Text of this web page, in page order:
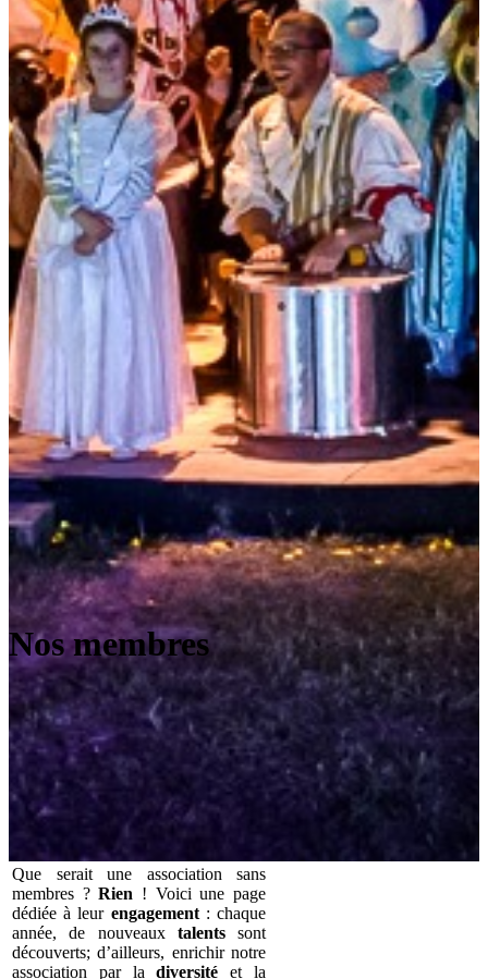
Nos membres
Que serait une association sans
membres ?Rien ! Voici une page
dédiée à leur engagement: chaque
année, de nouveaux talentssont
découverts; d’ailleurs, enrichir notre
association par ladiversité et la